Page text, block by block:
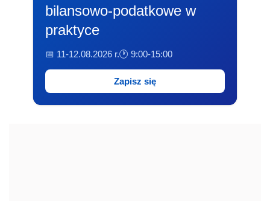
bilansowo-podatkowe w
praktyce
📅 11-12.08.2026 r.🕐 9:00-15:00
Zapisz się